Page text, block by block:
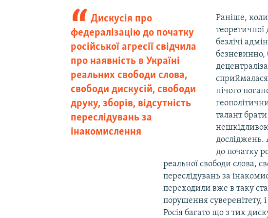
Дискусія про
федералізацію до початку
російської агресії свідчила
про наявність в Україні
реальних свободи слова,
свободи дискусій, свободи
друку, зборів, відсутність
переслідувань за
інакомислення
Раніше, коли
теоретичної
безлічі
безневинно,
нічого
талант
досліджень.
до початку
реальної свободи слова,
переслідувань за
переходили вже в таку
порушення
Росія багато що з тих